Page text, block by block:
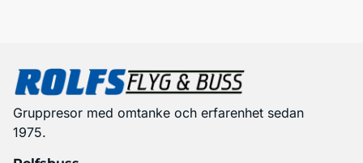
Gruppresor med omtanke och erfarenhet sedan
1975.